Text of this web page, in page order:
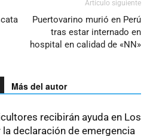
Artículo siguiente
Puertovarino murió en Perú
tras estar internado en
hospital en calidad de «NN»
Más del autor
recibirán ayuda en Los
la declaración de emergencia